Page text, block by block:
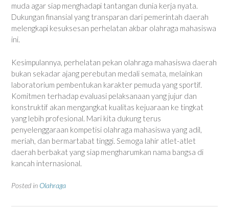
muda agar siap menghadapi tantangan dunia kerja nyata.
Dukungan finansial yang transparan dari pemerintah daerah
melengkapi kesuksesan perhelatan akbar olahraga mahasiswa
ini.
Kesimpulannya, perhelatan pekan olahraga mahasiswa daerah
bukan sekadar ajang perebutan medali semata, melainkan
laboratorium pembentukan karakter pemuda yang sportif.
Komitmen terhadap evaluasi pelaksanaan yang jujur dan
konstruktif akan mengangkat kualitas kejuaraan ke tingkat
yang lebih profesional. Mari kita dukung terus
penyelenggaraan kompetisi olahraga mahasiswa yang adil,
meriah, dan bermartabat tinggi. Semoga lahir atlet-atlet
daerah berbakat yang siap mengharumkan nama bangsa di
kancah internasional.
Posted in Olahraga